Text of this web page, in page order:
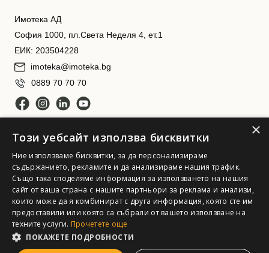
Имотека АД
София 1000, пл.Света Неделя 4, ет.1
ЕИК: 203504228
imoteka@imoteka.bg
0889 70 70 70
Имотека АД. Всички права запазени
×
Този уебсайт използва бисквитки
Ние използваме бисквитки, за да персонализираме
съдържанието, рекламите и да анализираме нашия трафик.
Също така споделяме информация за използването на нашия
сайт от ваша страна с нашите партньори за реклама и анализи,
които може да я комбинират с друга информация, която сте им
предоставили или която са събрали от вашето използване на
техните услуги. Прочетете още
ПОКАЖЕТЕ ПОДРОБНОСТИ